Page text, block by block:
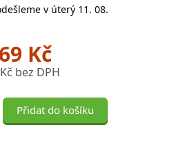
v úterý 11. 08.
Kč
bez DPH
Přidat do košíku